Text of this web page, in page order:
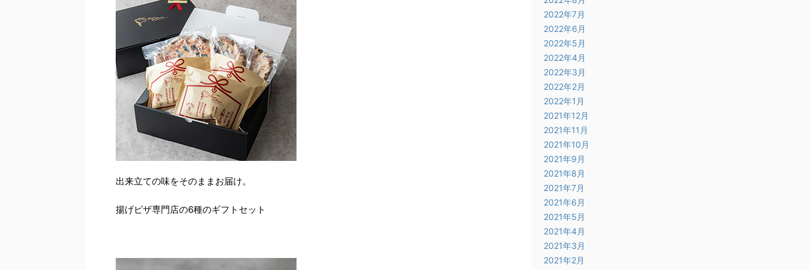
出来立ての味をそのままお届け。
揚げピザ専門店の6種のギフトセット
2022年7月
2022年6月
2022年5月
2022年4月
2022年3月
2022年2月
2022年1月
2021年12月
2021年11月
2021年10月
2021年9月
2021年8月
2021年7月
2021年6月
2021年5月
2021年4月
2021年3月
2021年2月